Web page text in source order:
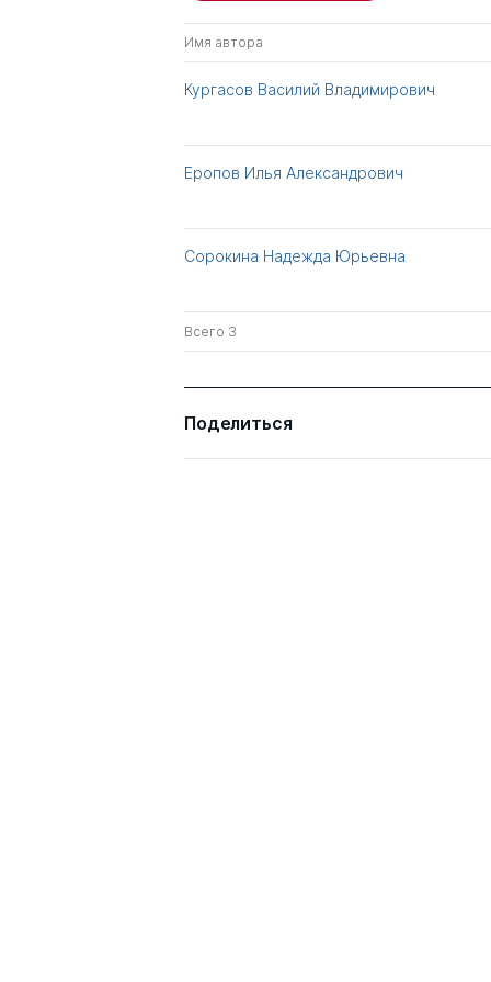
Имя автора
Кургасов Василий Владимирович
Еропов Илья Александрович
Сорокина Надежда Юрьевна
Всего 3
Поделиться